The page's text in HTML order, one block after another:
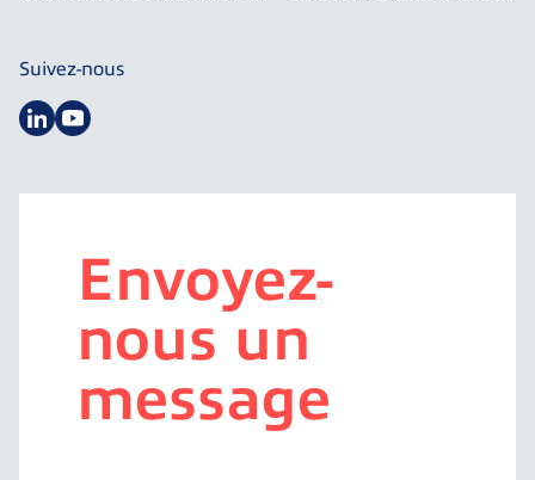
Suivez-nous
Envoyez-
nous un
message